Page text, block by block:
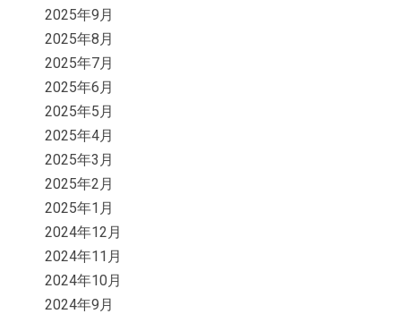
2025年9月
2025年8月
2025年7月
2025年6月
2025年5月
2025年4月
2025年3月
2025年2月
2025年1月
2024年12月
2024年11月
2024年10月
2024年9月